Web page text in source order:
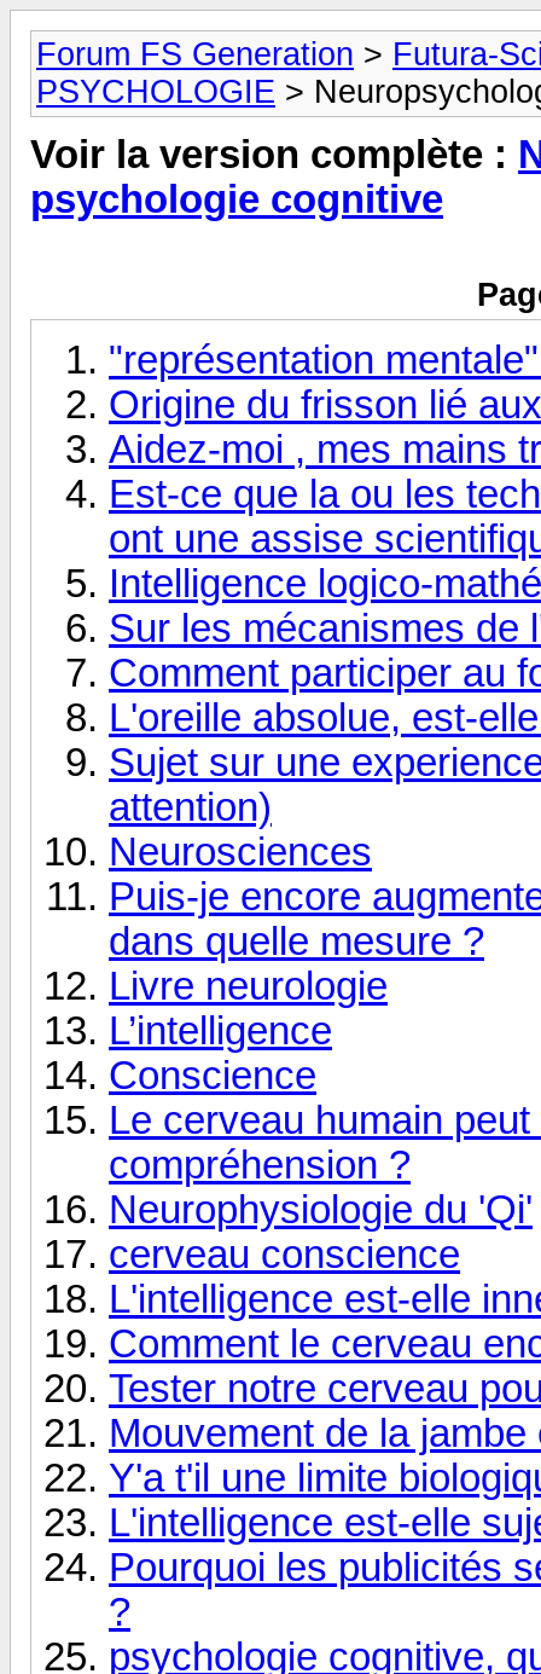
Forum FS Generation > Futura-
PSYCHOLOGIE >
Voir la version complète :
psychologie cognitive
"représentation
Origine du frisson lié
Aidez-moi , mes mains
Est-ce que la ou les
ont une assise
Intelligence logico-
Sur les mécanismes de
Comment participer au
L'oreille absolue, est-
Sujet sur une
attention)
Neurosciences
Puis-je encore
dans quelle mesure ?
Livre neurologie
L’intelligence
Conscience
Le cerveau humain
compréhension ?
Neurophysiologie du 'Qi'
cerveau conscience
L'intelligence est-elle
Comment le cerveau
Tester notre cerveau
Mouvement de la
Y'a t'il une limite
L'intelligence est-elle
Pourquoi les publicités
?
psychologie cognitive,